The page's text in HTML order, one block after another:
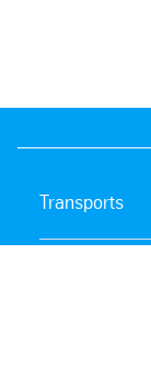
Transports